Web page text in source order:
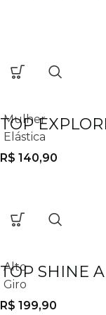
Mulher
Elástica
TOP
R$ 140,90
Alto
Giro
TOP SHINE
R$ 199,90